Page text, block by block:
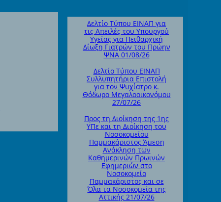
Δελτίο Τύπου ΕΙΝΑΠ για
τις Απειλές του Υπουργού
Υγείας για Πειθαρχική
Δίωξη Γιατρών του Πρώην
ΨΝΑ 01/08/26
Δελτίο Τύπου ΕΙΝΑΠ
Συλλυπητήρια Επιστολή
για τον Ψυχίατρο κ.
Θόδωρο Μεγαλοοικονόμου
27/07/26
Προς τη Διοίκηση της 1ης
ΥΠε και τη Διοίκηση του
Νοσοκομείου
Παμμακάριστος Άμεση
Ανάκληση των
Καθημερινών Πρωινών
Εφημεριών στο
Νοσοκομείο
Παμμακάριστος και σε
Όλα τα Νοσοκομεία της
Αττικής 21/07/26